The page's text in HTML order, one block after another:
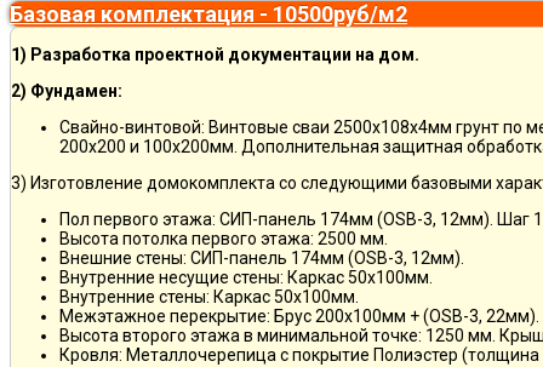
Базовая комплектация - 10500руб/м2
1) Разработка проектной документации на дом.
2) Фундамен:
Свайно-винтовой: Винтовые сваи 2500х108х4мм грунт по
200х200 и 100х200мм. Дополнительная защитная
3) Изготовление домокомплекта со следующими базовыми
Пол первого этажа: СИП-панель 174мм (OSB-3, 12мм). Шаг
Высота потолка первого этажа: 2500 мм.
Внешние стены: СИП-панель 174мм (OSB-3, 12мм).
Внутренние несущие стены: Каркас 50х100мм.
Внутренние стены: Каркас 50х100мм.
Межэтажное перекрытие: Брус 200х100мм + (OSB-3, 22мм).
Высота второго этажа в минимальной точке: 1250 мм.
Кровля: Металлочерепица с покрытие Полиэстер